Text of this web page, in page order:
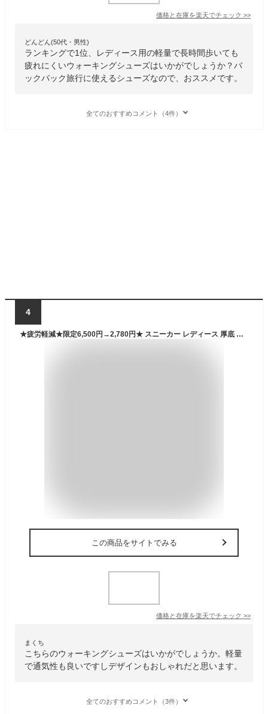
価格と在庫を楽天でチェック >>
どんどん(50代・男性)
ランキングで1位、レディース用の軽量で長時間歩いても
疲れにくいウォーキングシューズはいかがでしょうか？バ
ックパック旅行に使えるシューズなので、おススメです。
全てのおすすめコメント（4件）
4
★疲労軽減★限定6,500円→2,780円★ スニーカー レディース 厚底 ウォーキングシューズ 通勤 軽量 スリッポン メッシュ 黒 白 厚底スニーカー 40代 歩きやすい ダイエットスニーカー 姿勢矯正 外反母趾 ナースシューズ 看護師 夏 靴 幅広 シューズ 婦人靴
この商品をサイトでみる
価格と在庫を楽天でチェック >>
まくち
こちらのウォーキングシューズはいかがでしょうか。軽量
で通気性も良いですしデザインもおしゃれだと思います。
全てのおすすめコメント（3件）